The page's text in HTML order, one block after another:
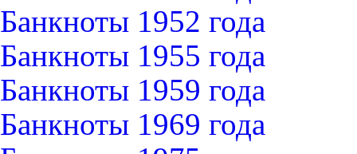
Банкноты 1952 года
Банкноты 1955 года
Банкноты 1959 года
Банкноты 1969 года